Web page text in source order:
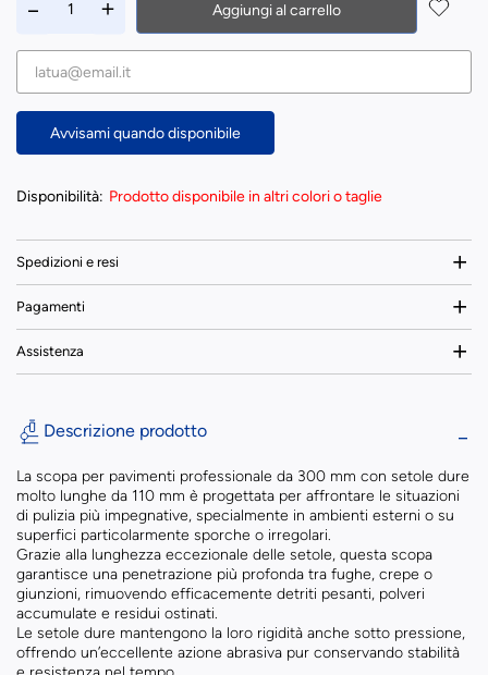
Aggiungi al carrello
Avvisami quando disponibile
Disponibilità: Prodotto disponibile in altri colori o taglie
Spedizioni e resi
Pagamenti
Assistenza
Descrizione prodotto
La scopa per pavimenti professionale da 300 mm con setole dure
molto lunghe da 110 mm è progettata per affrontare le situazioni
di pulizia più impegnative, specialmente in ambienti esterni o su
superfici particolarmente sporche o irregolari.
Grazie alla lunghezza eccezionale delle setole, questa scopa
garantisce una penetrazione più profonda tra fughe, crepe o
giunzioni, rimuovendo efficacemente detriti pesanti, polveri
accumulate e residui ostinati.
Le setole dure mantengono la loro rigidità anche sotto pressione,
offrendo un’eccellente azione abrasiva pur conservando stabilità